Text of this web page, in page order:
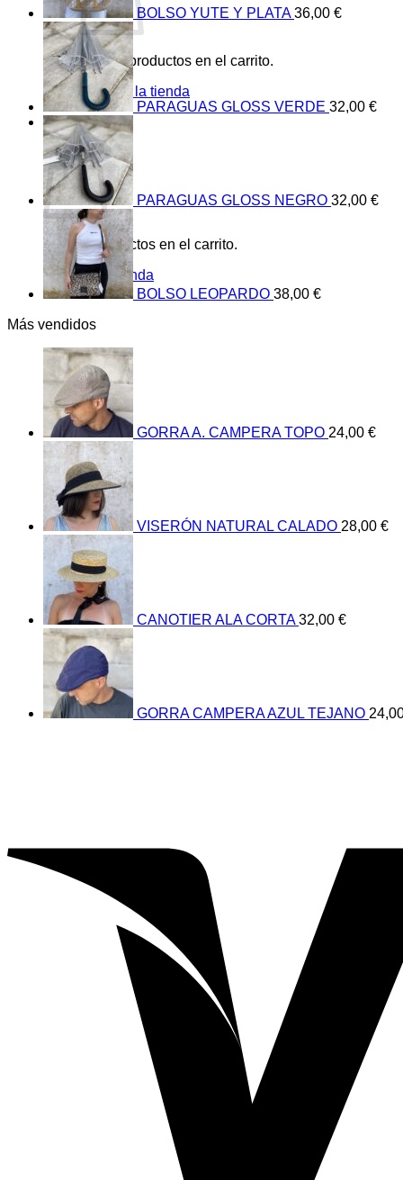
No hay productos en el carrito.
Volver a la tienda
0
Carrito
No hay productos en el carrito.
Volver a la tienda
BOLSO YUTE Y PLATA 36,00 €
PARAGUAS GLOSS VERDE 32,00 €
PARAGUAS GLOSS NEGRO 32,00 €
BOLSO LEOPARDO 38,00 €
Más vendidos
GORRA A. CAMPERA TOPO 24,00 €
VISERÓN NATURAL CALADO 28,00 €
CANOTIER ALA CORTA 32,00 €
GORRA CAMPERA AZUL TEJANO